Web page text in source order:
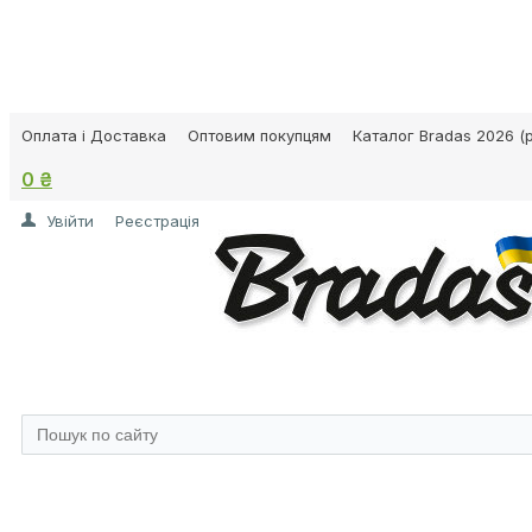
Оплата і Доставка Оптовим покупцям Каталог Bradas 2026
0 ₴
Увійти Реєстрація